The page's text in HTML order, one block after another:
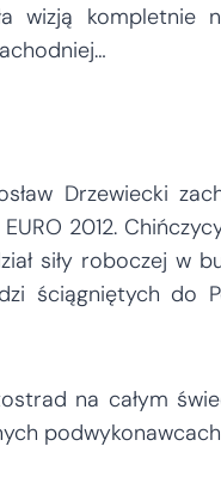
wizją kompletnie
Drzewiecki
2012.
siły roboczej w
ściągniętych do
na całym